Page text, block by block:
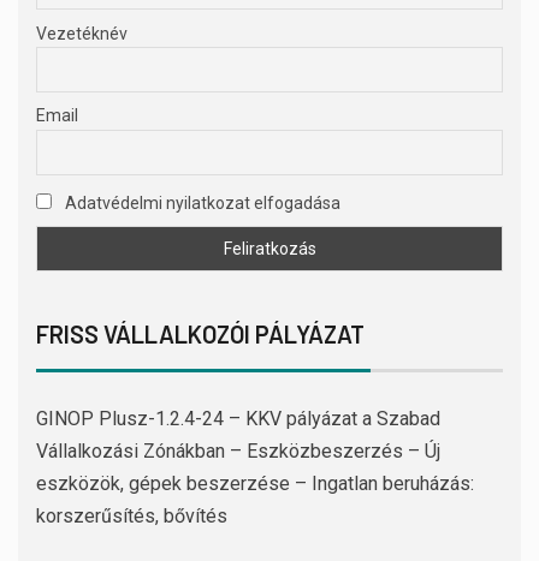
Vezetéknév
Email
Adatvédelmi nyilatkozat elfogadása
FRISS VÁLLALKOZÓI PÁLYÁZAT
GINOP Plusz-1.2.4-24 – KKV pályázat a Szabad
Vállalkozási Zónákban – Eszközbeszerzés – Új
eszközök, gépek beszerzése – Ingatlan beruházás:
korszerűsítés, bővítés